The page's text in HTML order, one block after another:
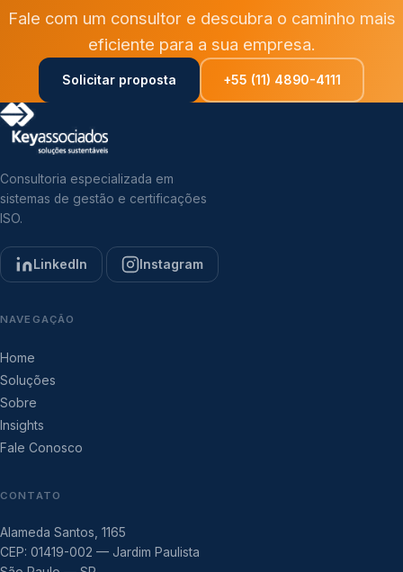
Fale com um consultor e descubra o caminho mais
eficiente para a sua empresa.
Solicitar proposta +55 (11) 4890-4111
Consultoria especializada em
sistemas de gestão e certificações
ISO.
LinkedIn Instagram
NAVEGAÇÃO
Home
Soluções
Sobre
Insights
Fale Conosco
CONTATO
Alameda Santos, 1165
CEP: 01419-002 — Jardim Paulista